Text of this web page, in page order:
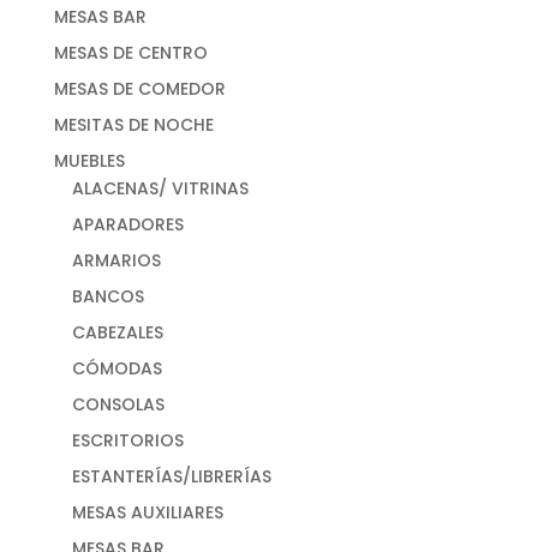
MESAS BAR
MESAS DE CENTRO
MESAS DE COMEDOR
MESITAS DE NOCHE
MUEBLES
ALACENAS/ VITRINAS
APARADORES
ARMARIOS
BANCOS
CABEZALES
CÓMODAS
CONSOLAS
ESCRITORIOS
ESTANTERÍAS/LIBRERÍAS
MESAS AUXILIARES